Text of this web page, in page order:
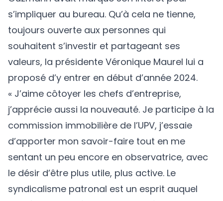
s’impliquer au bureau. Qu’à cela ne tienne,
toujours ouverte aux personnes qui
souhaitent s’investir et partageant ses
valeurs, la présidente Véronique Maurel lui a
proposé d’y entrer en début d’année 2024.
« J’aime côtoyer les chefs d’entreprise,
j’apprécie aussi la nouveauté. Je participe à la
commission immobilière de l’UPV, j’essaie
d’apporter mon savoir-faire tout en me
sentant un peu encore en observatrice, avec
le désir d’être plus utile, plus active. Le
syndicalisme patronal est un esprit auquel